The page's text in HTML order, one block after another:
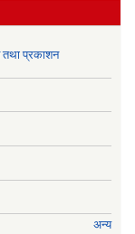
तथा प्रकाशन
अन्य